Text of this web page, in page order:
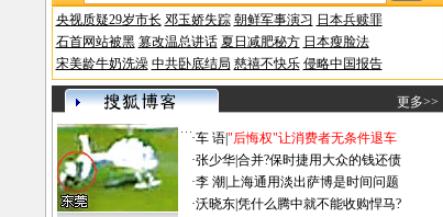
央视质疑29岁市长 邓玉娇失踪 朝鲜军事演习 日本兵赎罪
石首网站被黑 篡改温总讲话 夏日减肥秘方 日本瘦脸法
宋美龄牛奶洗澡 中共卧底结局 慈禧不快乐 侵略中国报告
更多>>
·车 语|"后悔权"让消费者无条件退车
·张少华|合并?保时捷用大众的钱还债
·李 潮 上海通用淡出萨博是时间问题
·沃晓东|凭什么腾中就不能收购悍马?